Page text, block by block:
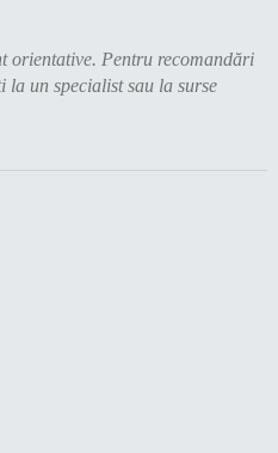
orientative. Pentru recomandări
la un specialist sau la surse